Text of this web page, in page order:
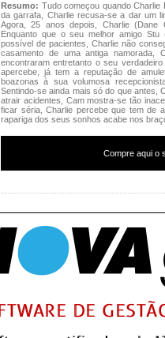
Resumo: Tudo começou quando
da garrafa, Charlie recusa-se a dar um
Agora, 25 anos depois, Charlie (Dane
Enquanto que o seu melhor amigo
possível de pacientes, Charlie não
casamento de uma antiga namorada,
encontraram entretanto o seu
apercebe, já tem a reputação de
boazonas à sua volumosa
Sentindo-se ainda mais só do que antes,
atrair acidentes, Cam mostra-se tão
ficar séria, Charlie percebe que tem de
rapariga dos seus sonhos acabe nos
Compre aqui o